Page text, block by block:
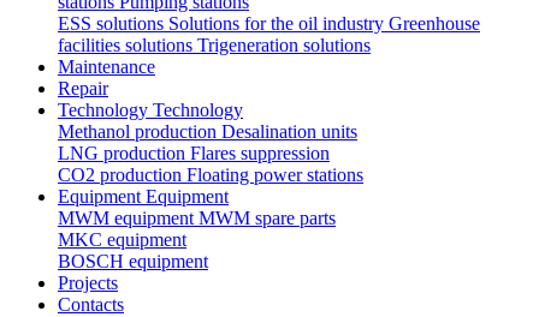
ESS solutions Solutions for the oil industry Greenhouse
facilities solutions Trigeneration solutions
Maintenance
Repair
Technology Technology
Methanol production Desalination units
LNG production Flares suppression
СО2 production Floating power stations
EquipmentEquipment
MWM equipmentMWM spare parts
MKC equipment
BOSCH equipment
Projects
Contacts